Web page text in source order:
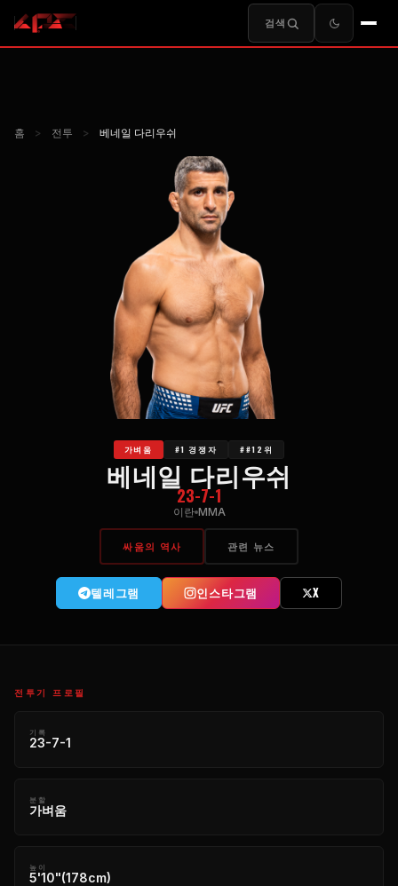
검색
홈 > 전투 > 베네일 다리우쉬
가벼움 #1 경쟁자 ##12위
베네일 다리우쉬
23-7-1
이란 MMA
싸움의 역사 관련 뉴스
텔레그램 인스타그램 X
전투기 프로필
기록
23-7-1
분할
가벼움
높이
5'10"(178cm)